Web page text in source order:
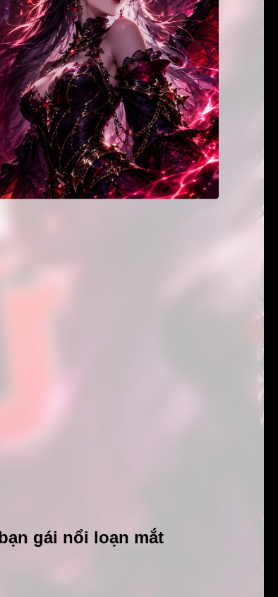
gái nổi loạn mắt